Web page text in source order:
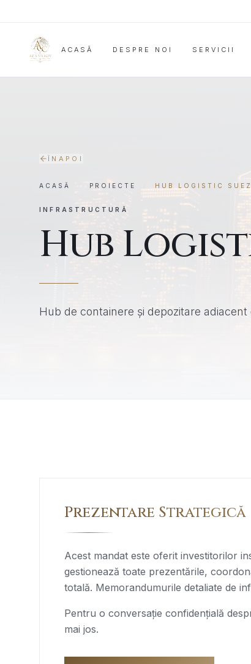
ACASĂ DESPRE NOI SERVICII
ÎNAPOI
ACASĂ PROIECTE HUB LOGISTIC SUEZ
INFRASTRUCTURĂ
Hub
Hub de containere și depozitare
Prezentare Strategică
Acest mandat este oferit investitorilor
gestionează toate prezentările,
totală. Memorandumurile detaliate de
Pentru o conversație confidențială
mai jos.